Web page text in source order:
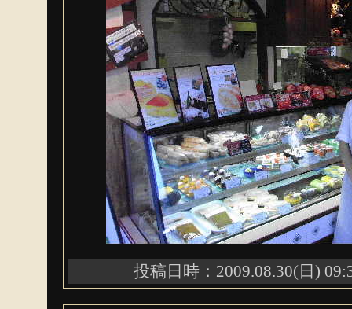
投稿日時：2009.08.30(日)